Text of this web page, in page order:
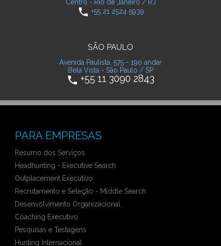
Centro - Rio de Janeiro / RJ
phone +55 21 2524 5939
SÃO PAULO
Avenida Paulista, 575 - 19o andar
Bela Vista - São Paulo / SP
phone +55 11 3090 2843
PARA EMPRESAS
Resumo dos Serviços
Headhunting - Executive Search
Outplacement Executivo
Recrutamento e Seleção - Middle Search
Desenvolvimento Organizacional
Coaching Executivo
Pesquisas e Testagens
Hunting Internacional